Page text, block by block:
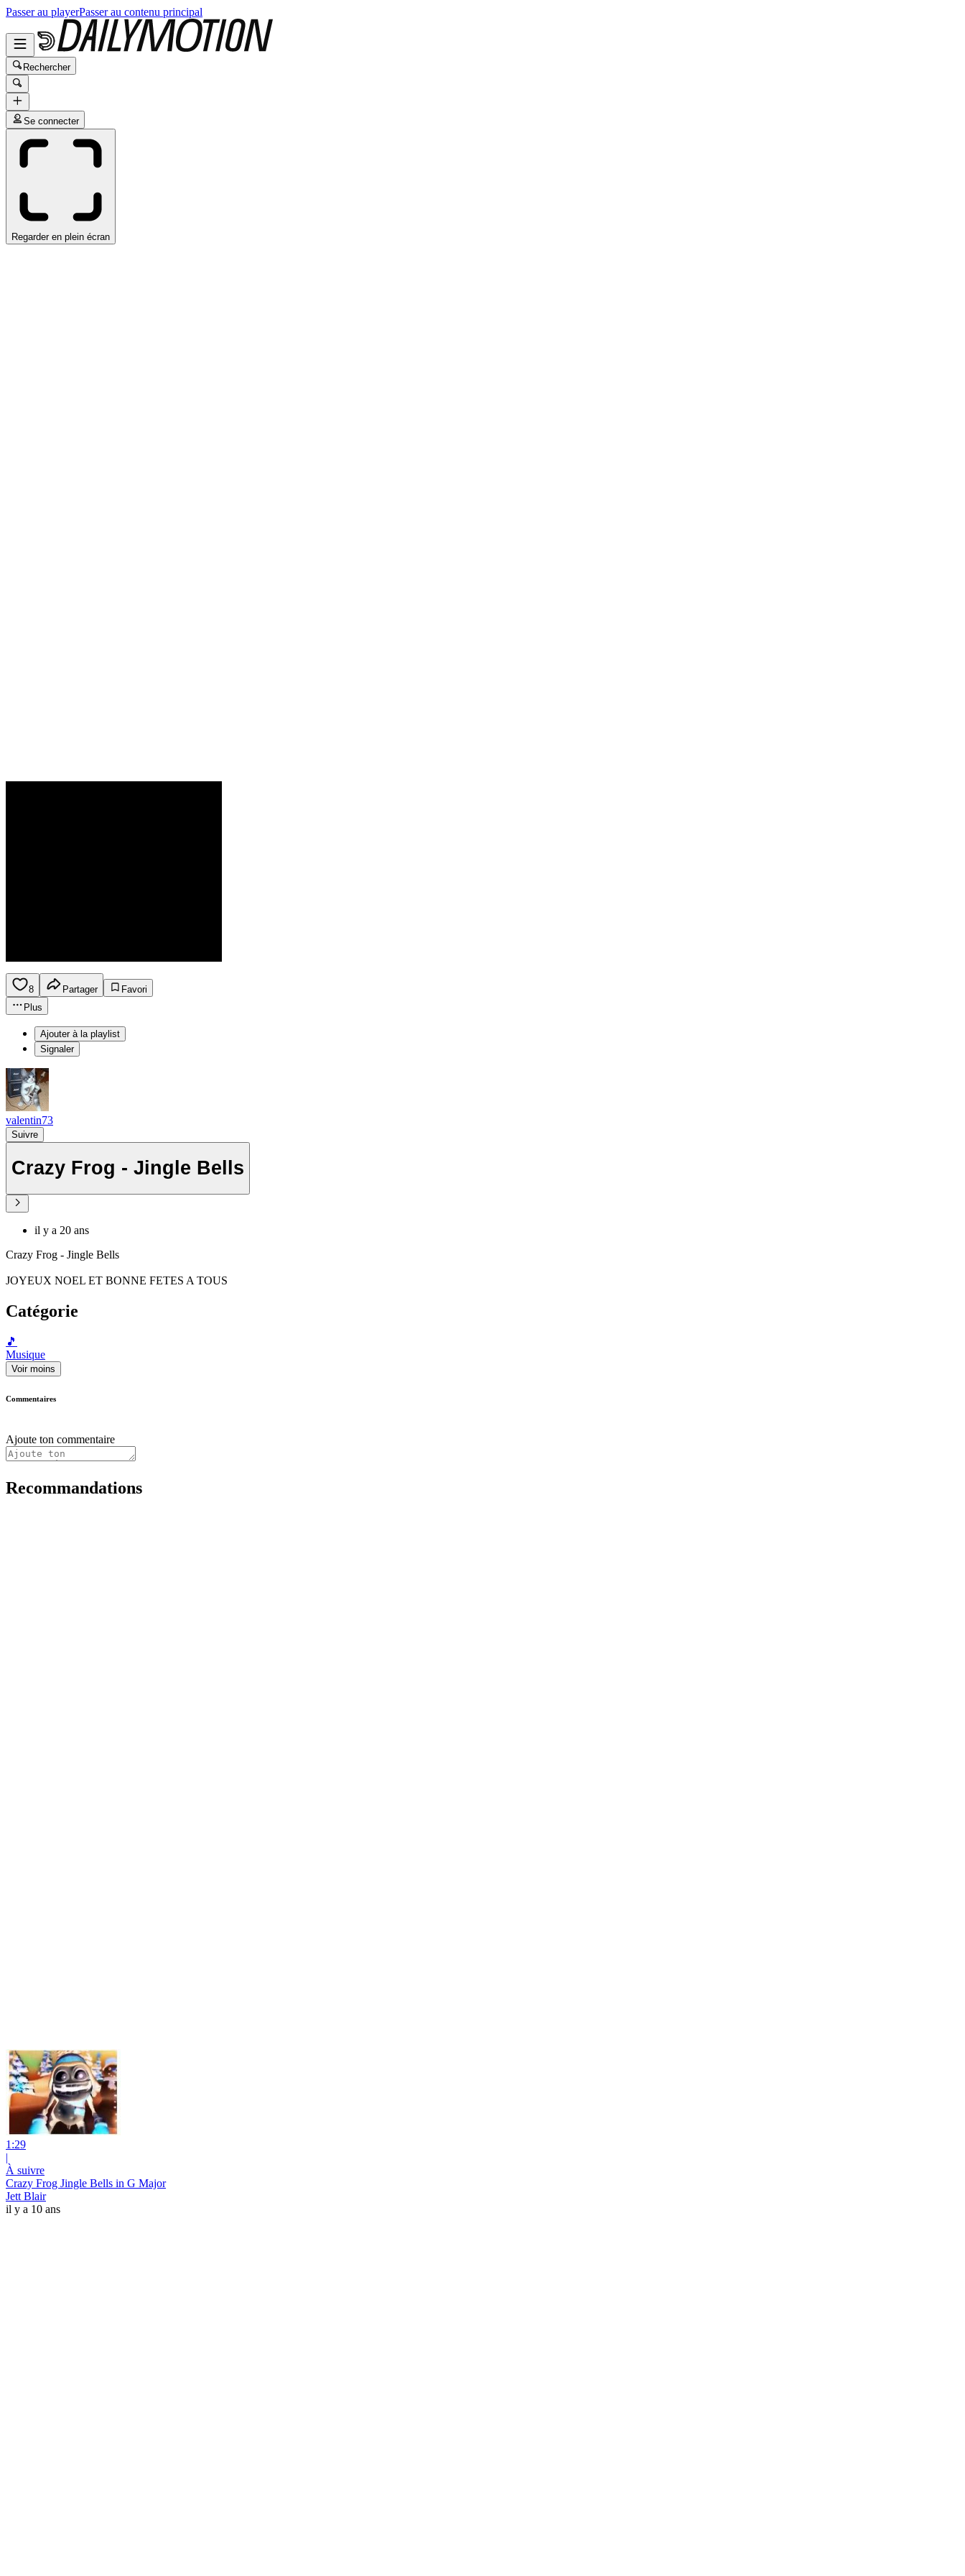
Passer au playerPasser au contenu principal
Rechercher
Se connecter
Regarder en plein écran
8 Partager
Favori
Plus
Ajouter à la playlist
Signaler
valentin73
Suivre
Crazy Frog - Jingle Bells
il y a 20 ans
Crazy Frog - Jingle Bells
JOYEUX NOEL ET BONNE FETES A TOUS
Catégorie
🎵
Musique
Voir moins
Commentaires
Ajoute ton commentaire
Recommandations
1:29
|
À suivre
Crazy Frog Jingle Bells in G Major
Jett Blair
il y a 10 ans